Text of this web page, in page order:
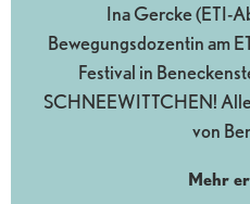
Ina Gercke (ETI-
Bewegungsdozentin am
Festival in
SCHNEEWITTCHEN!
von
Mehr